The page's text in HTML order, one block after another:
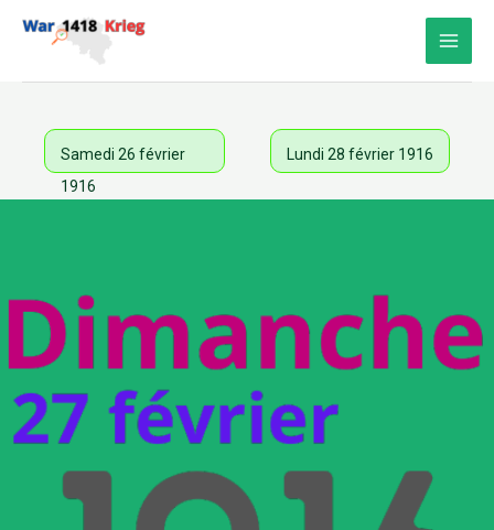
Samedi 26 février
1916
Lundi 28 février 1916